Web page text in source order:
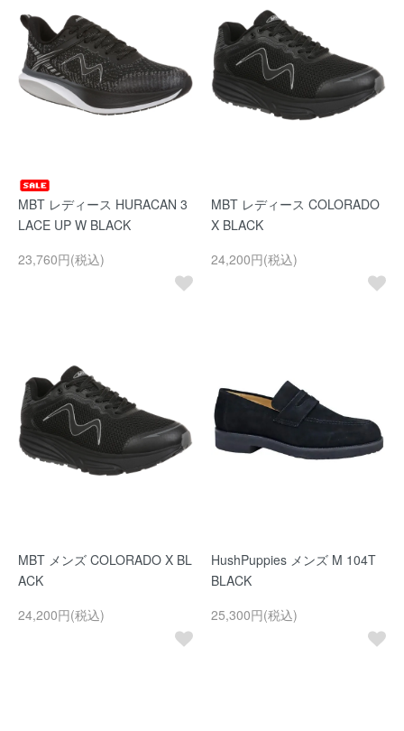
MBT レディース HURACAN 3
LACE UP W BLACK
23,760円(税込)
MBT レディース COLORADO
X BLACK
24,200円(税込)
MBT メンズ COLORADO X BL
ACK
24,200円(税込)
HushPuppies メンズ M 104T
BLACK
25,300円(税込)